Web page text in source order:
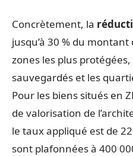
Concrètement, la
jusqu’à 30 % du
zones les plus
sauvegardés et les
Pour les biens situés en
de valorisation de
le taux appliqué est de
sont plafonnées à 400